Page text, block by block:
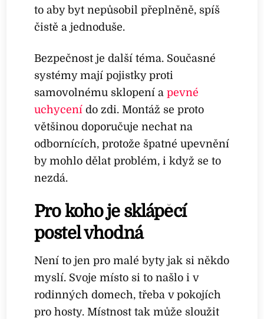
to aby byt nepůsobil přeplněně, spíš
čistě a jednoduše.
Bezpečnost je další téma. Současné
systémy mají pojistky proti
samovolnému sklopení apevné
uchycení do zdi. Montáž se proto
většinou doporučuje nechat na
odbornících, protože špatné upevnění
by mohlo dělat problém, i když se to
nezdá.
Pro koho je sklápěcí
postel vhodná
Není to jen pro malé byty jak si někdo
myslí. Svoje místo si to našlo i v
rodinných domech, třeba v pokojích
pro hosty. Místnost tak může sloužit